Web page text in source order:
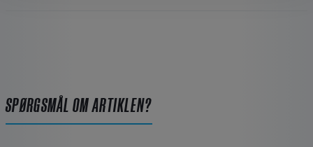
SPØRGSMÅL OM ARTIKLEN?